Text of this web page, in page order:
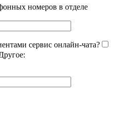
номеров в отделе
сервис онлайн-чата?